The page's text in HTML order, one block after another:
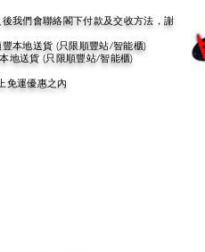
我們會聯絡閣下付款及交收方法，謝
本地送貨 (只限順豐站/智能櫃)
地送貨 (只限順豐站/智能櫃)
免運優惠之內